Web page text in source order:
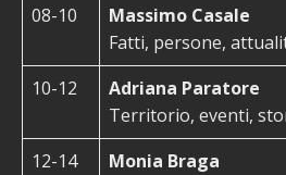
08-10
Massimo Casale
Fatti, persone,
10-12
Adriana Paratore
Territorio, eventi,
12-14
Monia Braga